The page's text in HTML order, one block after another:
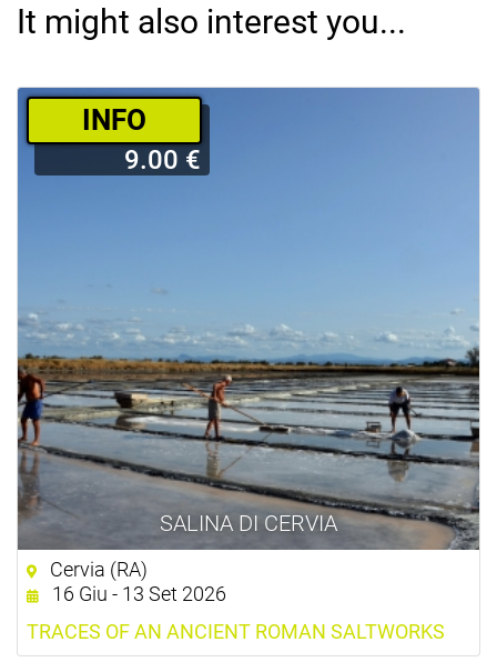
It might also interest you...
SALINA DI CERVIA
­INFO
9.00 €
Cervia (RA)
16 Giu - 13 Set 2026
TRACES OF AN ANCIENT ROMAN SALTWORKS